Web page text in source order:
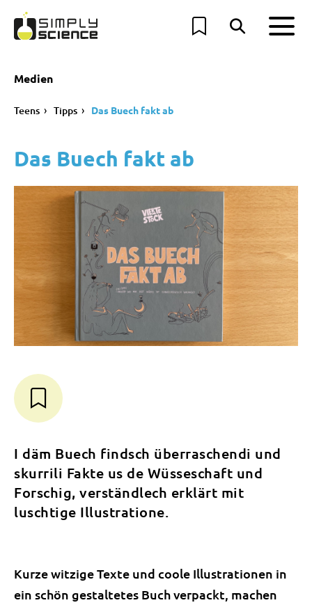
Medien
Teens Tipps Das Buech fakt ab
Das Buech fakt ab
I däm Buech findsch überraschendi und
skurrili Fakte us de Wüsseschaft und
Forschig, verständlech erklärt mit
luschtige Illustratione.
Kurze witzige Texte und coole Illustrationen in
ein schön gestaltetes Buch verpackt, machen